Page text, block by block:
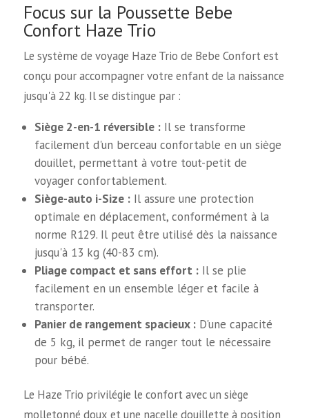
Focus sur la Poussette Bebe
Confort Haze Trio
Le système de voyage Haze Trio de Bebe Confort est
conçu pour accompagner votre enfant de la naissance
jusqu'à 22 kg. Il se distingue par :
Siège 2-en-1 réversible : Il se transforme
facilement d'un berceau confortable en un siège
douillet, permettant à votre tout-petit de
voyager confortablement.
Siège-auto i-Size : Il assure une protection
optimale en déplacement, conformément à la
norme R129. Il peut être utilisé dès la naissance
jusqu'à 13 kg (40-83 cm).
Pliage compact et sans effort : Il se plie
facilement en un ensemble léger et facile à
transporter.
Panier de rangement spacieux : D'une capacité
de 5 kg, il permet de ranger tout le nécessaire
pour bébé.
Le Haze Trio privilégie le confort avec un siège
molletonné doux et une nacelle douillette à position